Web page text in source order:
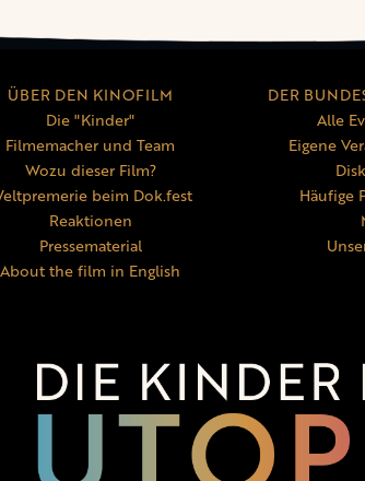
ÜBER DEN KINOFILM
Die "Kinder"
Filmemacher und Team
Wozu dieser Film?
beim Dok.fest
Reaktionen
Pressematerial
About the film in English
DER
Alle
Eigene
Häufige